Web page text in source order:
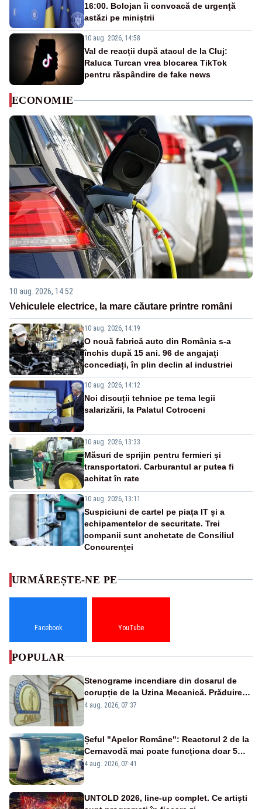
16:00. Bolojan îi convoacă de urgență
astăzi pe miniștrii
10 aug. 2026, 14:58
Val de reacții după atacul de la Cluj:
Raluca Turcan vrea blocarea TikTok
pentru răspândire de fake news
ECONOMIE
10 aug. 2026, 14:52
Vehiculele electrice, la mare căutare printre români
10 aug. 2026, 14:19
O nouă fabrică auto din România s-a
închis după 15 ani. 96 de angajați
concediați, în plin declin al industriei
10 aug. 2026, 14:12
Noi discuții tehnice pe tema legii
salarizării, la Palatul Cotroceni
10 aug. 2026, 13:33
Măsuri de sprijin pentru fermieri și
transportatori. Carburantul ar putea fi
achitat în rate
10 aug. 2026, 13:11
Suspiciuni de cartel pe piața IT și a
echipamentelor de securitate. Trei
companii sunt anchetate de Consiliul
Concurenței
URMĂREȘTE-NE PE
Facebook YouTube
POPULAR
Stenograme incendiare din dosarul de
corupție de la Uzina Mecanică. Prăduirea
banilor din programul SAFE, interceptată
4 aug. 2026, 07:37
Șeful "Apelor Române": Reactorul 2 de la
Cernavodă mai poate funcționa doar 5
zile
4 aug. 2026, 07:41
UNTOLD 2026, line-up complet. Ce artiști